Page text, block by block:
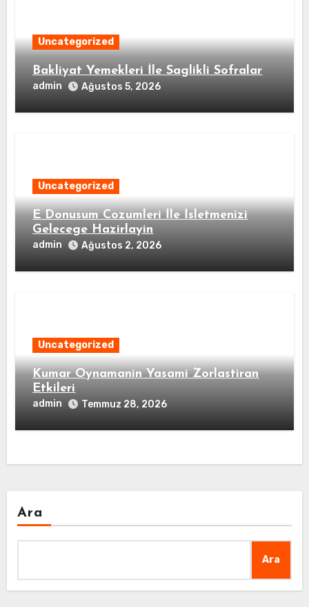
Uncategorized
Bakliyat Yemekleri İle Saglikli Sofralar
admin Ağustos 5, 2026
Uncategorized
E Donusum Cozumleri İle İsletmenizi
Gelecege Hazirlayin
admin Ağustos 2, 2026
Uncategorized
Kumar Oynamanin Yasami Zorlastiran
Etkileri
admin Temmuz 28, 2026
Ara
Ara